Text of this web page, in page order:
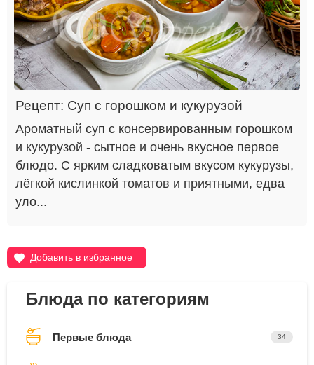
Рецепт: Суп с горошком и кукурузой
Ароматный суп с консервированным горошком
и кукурузой - сытное и очень вкусное первое
блюдо. С ярким сладковатым вкусом кукурузы,
лёгкой кислинкой томатов и приятными, едва
уло...
Добавить в избранное
Блюда по категориям
Первые блюда 34